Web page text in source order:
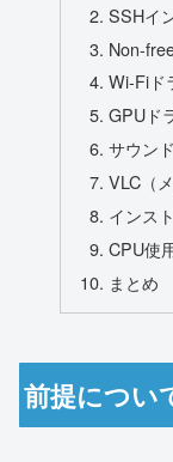
SSHイ
Non-
Wi-Fiド
GPUド
サウン
VLC（
インス
CPU使
まとめ
前提につい